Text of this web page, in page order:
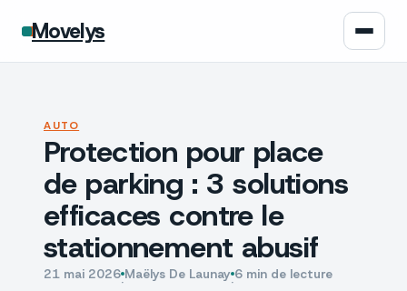
Movelys
Moto
Assurance
Écologie
AUTO
Protection pour place
de parking : 3 solutions
efficaces contre le
stationnement abusif
21 mai 2026·Maëlys De Launay·6 min de lecture